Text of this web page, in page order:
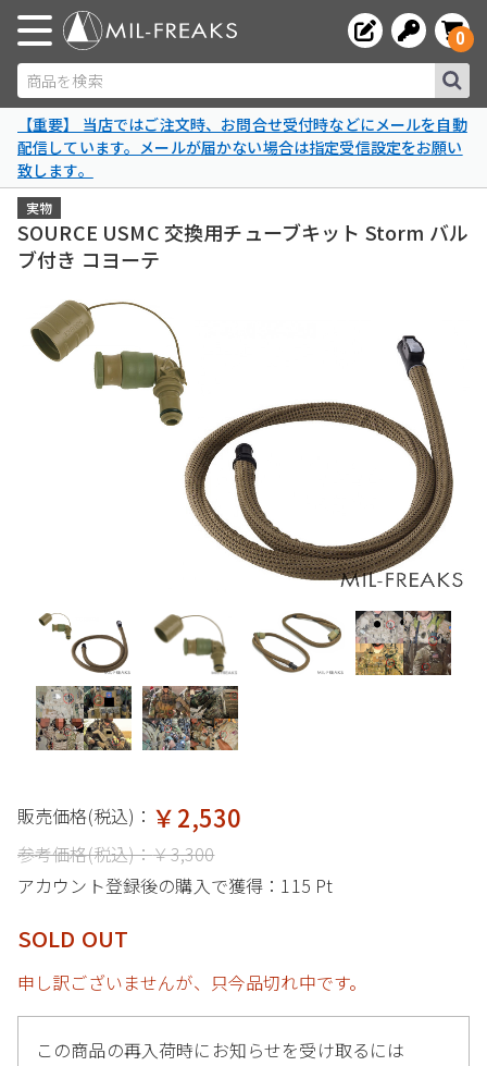
商品を検索
0
【重要】 当店ではご注文時、お問合せ受付時などにメールを自動
配信しています。メールが届かない場合は指定受信設定をお願い
致します。
実物
SOURCE USMC 交換用チューブキット Storm バル
ブ付き コヨーテ
販売価格(税込)： ￥2,530
参考価格(税込)：￥3,300
アカウント登録後の購入で獲得： 115 Pt
SOLD OUT
申し訳ございませんが、只今品切れ中です。
この商品の再入荷時にお知らせを受け取るには